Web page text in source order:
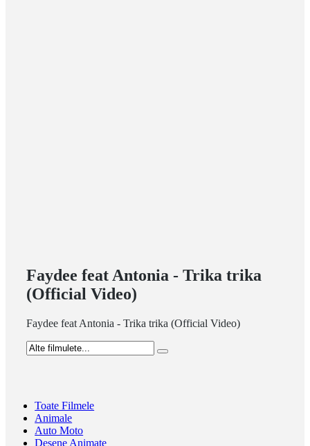
Faydee feat Antonia - Trika trika
(Official Video)
Faydee feat Antonia - Trika trika (Official Video)
Toate Filmele
Animale
Auto Moto
Desene Animate